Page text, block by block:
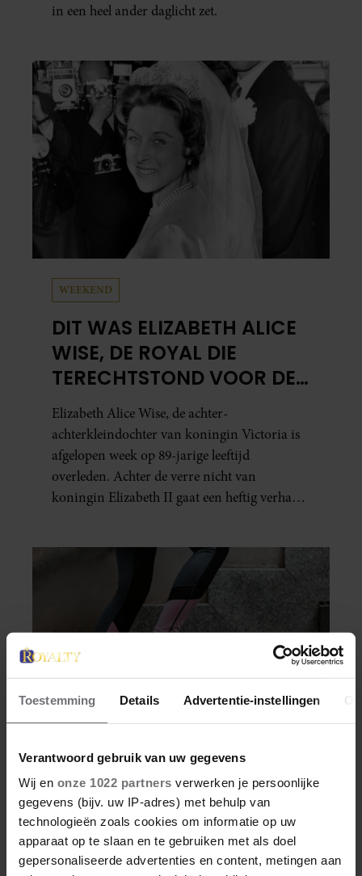
Toestemming Details Advertentie-instellingen
Verantwoord gebruik van uw gegevens
Wij en onze 1022 partners verwerken je persoonlijke
gegevens (bijv. uw IP-adres) met behulp van
technologieën zoals cookies om informatie op uw
apparaat op te slaan en te gebruiken met als doel
gepersonaliseerde advertenties en content, metingen aan
in een heel ander daglicht zet.
WEEKEND
DIT WAS ELIZABETH ALICE
WISE, DE ROYAL DIE
TERECHTSTOND VOOR DE
DOOD VAN HAAR BABY
Elizabeth Alice Wise, de achter-
achterkleindochter van koningin Victoria is
afgelopen week op 89-jarige leeftijd
overleden. Achter de verre nicht van
koningin Elizabeth II gaat een heftig verhaal
SANTE
DÍT IS WAAROM
TRAPLOPEN ZO ZWAAR
VOELT (SPOILER: HET LIGT